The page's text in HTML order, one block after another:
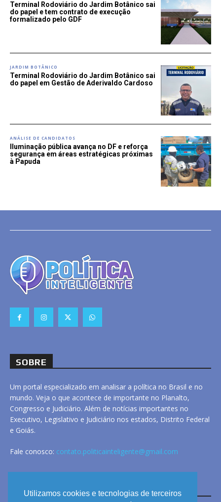
Utilizamos cookies e tecnologias de terceiros
Terminal Rodoviário do Jardim Botânico sai
do papel e tem contrato de execução
formalizado pelo GDF
JARDIM BOTÂNICO
Terminal Rodoviário do Jardim Botânico sai
do papel em Gestão de Aderivaldo Cardoso
ANÁLISE DE CANDIDATOS
Iluminação pública avança no DF e reforça
segurança em áreas estratégicas próximas
à Papuda
SOBRE
Um portal especializado em analisar a política no Brasil e no
mundo. Veja o que acontece de importante no Planalto,
Congresso e Judiciário. Além de notícias importantes no
Executivo, Legislativo e Judiciário nos estados, Distrito Federal
e Goiás.
Fale conosco: contato.politicainteligente@gmail.com
LINKS